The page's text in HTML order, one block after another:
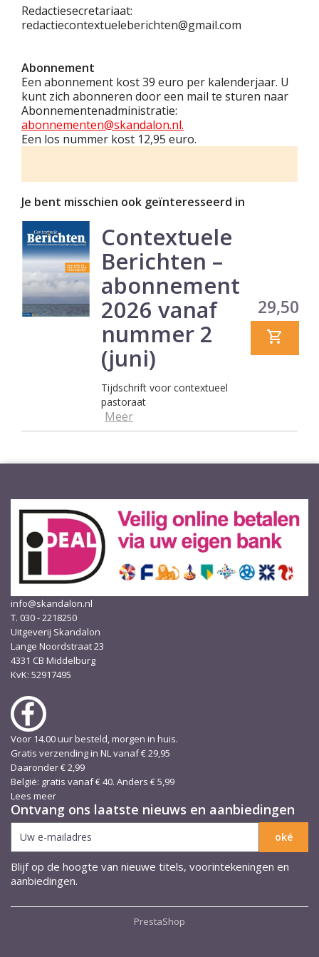
Redactiesecretariaat:
redactiecontextueleberichten@gmail.com
Abonnement
Een abonnement kost 39 euro per kalenderjaar. U
kunt zich abonneren door een mail te sturen naar
Abonnementenadministratie:
abonnementen@skandalon.nl.
Een los nummer kost 12,95 euro.
Je bent misschien ook geïnteresseerd in
Contextuele
Berichten –
abonnement
2026 vanaf
nummer 2
(juni)
Tijdschrift voor contextueel
pastoraat
Meer
Prijs
29,50
info@skandalon.nl
T. 030 - 2218250
Uitgeverij Skandalon
Lange Noordstraat 23
4331 CB Middelburg
KvK: 52917495
Voor 14.00 uur besteld, morgen in huis.
Gratis verzending in NL vanaf € 29,95
Daaronder € 2,99
België: gratis vanaf € 40. Anders € 5,99
Lees meer
Ontvang ons laatste nieuws en aanbiedingen
Blijf op de hoogte van nieuwe titels, voorintekeningen en
aanbiedingen.
PrestaShop